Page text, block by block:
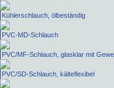
Kühlerschlauch, ölbeständig
PVC-MD-Schlauch
PVC/MF-Schlauch, glasklar mit
PVC/SD-Schlauch, kälteflexibel